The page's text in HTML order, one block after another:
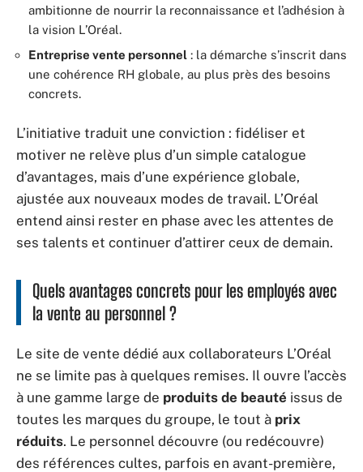
ambitionne de nourrir la reconnaissance et l’adhésion à
la vision L’Oréal.
Entreprise vente personnel : la démarche s’inscrit dans
une cohérence RH globale, au plus près des besoins
concrets.
L’initiative traduit une conviction : fidéliser et
motiver ne relève plus d’un simple catalogue
d’avantages, mais d’une expérience globale,
ajustée aux nouveaux modes de travail. L’Oréal
entend ainsi rester en phase avec les attentes de
ses talents et continuer d’attirer ceux de demain.
Quels avantages concrets pour les employés avec
la vente au personnel ?
Le site de vente dédié aux collaborateurs L’Oréal
ne se limite pas à quelques remises. Il ouvre l’accès
à une gamme large de produits de beauté issus de
toutes les marques du groupe, le tout à prix
réduits. Le personnel découvre (ou redécouvre)
des références cultes, parfois en avant-première,